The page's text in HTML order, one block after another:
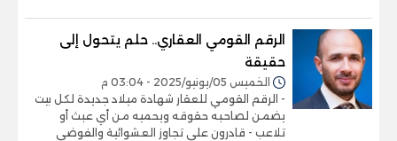
الرقم القومي العقاري.. حلم يتحول إلى
حقيقة
الخميس 05/يونيو/2025 - 03:04 م
- الرقم القومي للعقار شهادة ميلاد جديدة لكل بيت
يضمن لصاحبه حقوقه ويحميه من أي عبث أو
تلاعب - قادرون على تجاوز العشوائية والفوضى